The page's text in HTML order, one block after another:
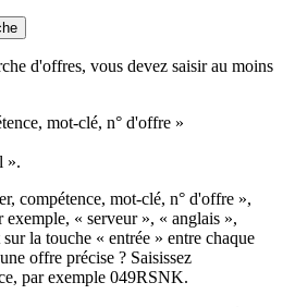
d'offres, vous devez saisir au moins
mot-clé, n° d'offre »
».
compétence, mot-clé, n° d'offre »,
exemple, « serveur », « anglais »,
la touche « entrée » entre chaque
offre précise ? Saisissez
par exemple 049RSNK.